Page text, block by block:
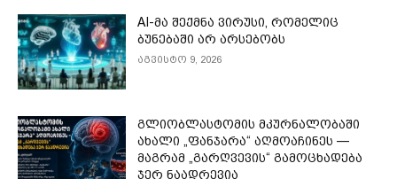
AI-მა შექმნა ვირუსი, რომელიც
ბუნებაში არ არსებობს
აგვისტო 9, 2026
გლიობლასტომის მკურნალობაში
ახალი „ფანჯარა“ აღმოაჩინეს —
მაგრამ „გარღვევის“ გამოცხადება
ჯერ ნაადრევია